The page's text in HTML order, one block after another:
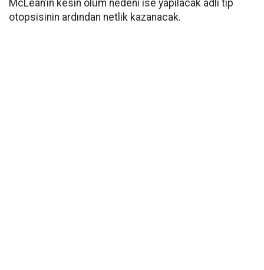
McLean’in kesin ölüm nedeni ise yapılacak adli tıp
otopsisinin ardından netlik kazanacak.